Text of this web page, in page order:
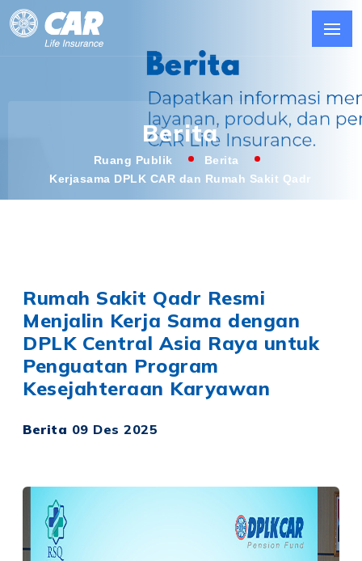
Berita
Ruang Publik
Berita
Kerjasama DPLK CAR dan Rumah Sakit Qadr
Rumah Sakit Qadr Resmi
Menjalin Kerja Sama dengan
DPLK Central Asia Raya untuk
Penguatan Program
Kesejahteraan Karyawan
Berita 09 Des 2025